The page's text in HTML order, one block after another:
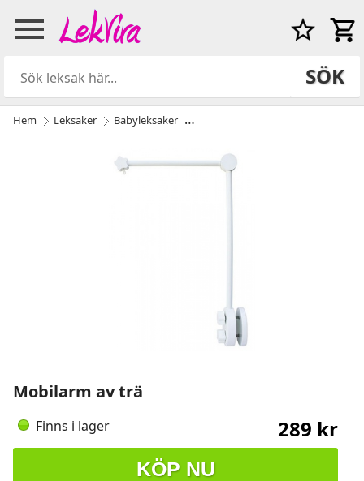
SÖK
Hem Leksaker Babyleksaker
Mobilarm av trä
Finns i lager 289 kr
KÖP NU